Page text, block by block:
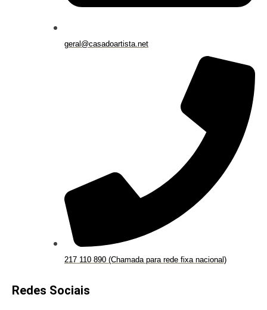
geral@casadoartista.net
217 110 890 (Chamada para rede fixa nacional)
Redes Sociais